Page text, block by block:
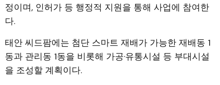
정이며, 인허가 등 행정적 지원을 통해 사업에 참여한
다.
태안 씨드팜에는 첨단 스마트 재배가 가능한 재배동 1
동과 관리동 1동을 비롯해 가공·유통시설 등 부대시설
을 조성할 계획이다.